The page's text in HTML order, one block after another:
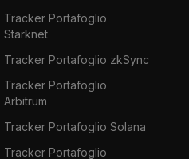
Tracker Portafoglio
Starknet
Tracker Portafoglio zkSync
Tracker Portafoglio
Arbitrum
Tracker Portafoglio Solana
Tracker Portafoglio